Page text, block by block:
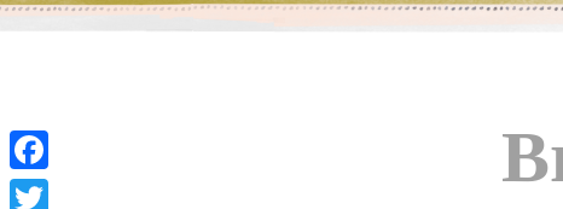
Facebook